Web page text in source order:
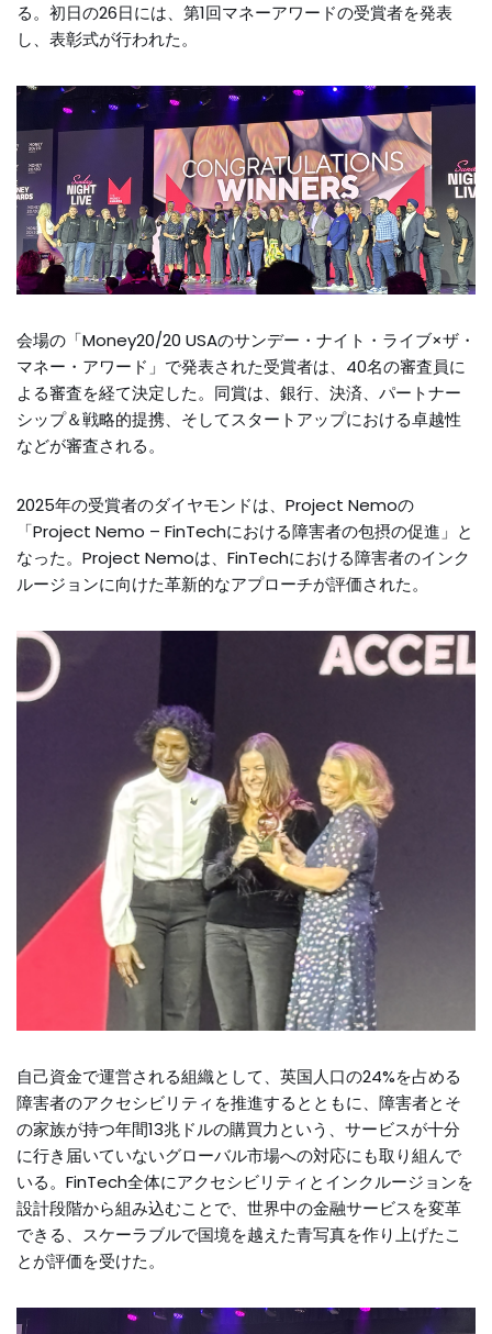
る。初日の26日には、第1回マネーアワードの受賞者を発表
し、表彰式が行われた。
会場の「Money20/20 USAのサンデー・ナイト・ライブ×ザ・
マネー・アワード」で発表された受賞者は、40名の審査員に
よる審査を経て決定した。同賞は、銀行、決済、パートナー
シップ＆戦略的提携、そしてスタートアップにおける卓越性
などが審査される。
2025年の受賞者のダイヤモンドは、Project Nemoの
「Project Nemo – FinTechにおける障害者の包摂の促進」と
なった。Project Nemoは、FinTechにおける障害者のインク
ルージョンに向けた革新的なアプローチが評価された。
自己資金で運営される組織として、英国人口の24%を占める
障害者のアクセシビリティを推進するとともに、障害者とそ
の家族が持つ年間13兆ドルの購買力という、サービスが十分
に行き届いていないグローバル市場への対応にも取り組んで
いる。FinTech全体にアクセシビリティとインクルージョンを
設計段階から組み込むことで、世界中の金融サービスを変革
できる、スケーラブルで国境を越えた青写真を作り上げたこ
とが評価を受けた。